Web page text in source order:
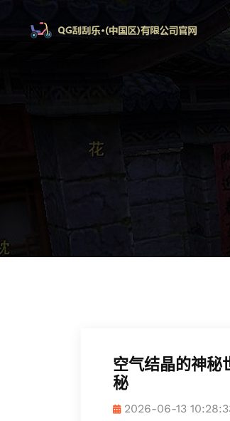
空气结晶的神秘
秘
2026-06-13